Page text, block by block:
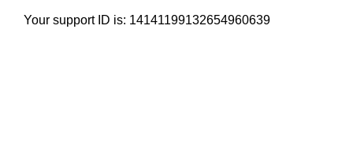
Your support ID is: 14141199132654960639